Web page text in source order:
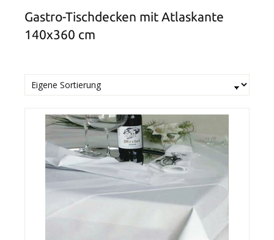
Gastro-Tischdecken mit Atlaskante
140x360 cm